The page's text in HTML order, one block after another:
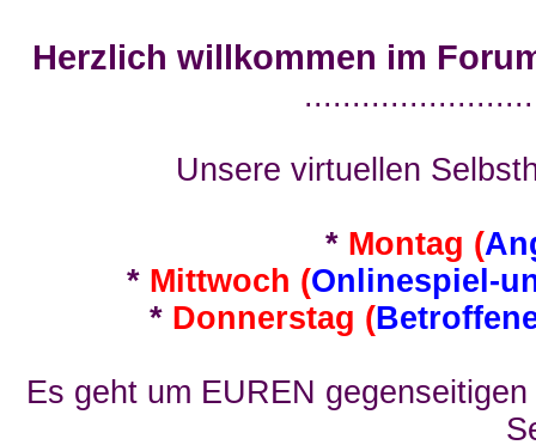
Herzlich willkommen im
Unsere virtuellen
* Montag (
* Mittwoch (Onlinespiel-
* Donnerstag (
Es geht um EUREN